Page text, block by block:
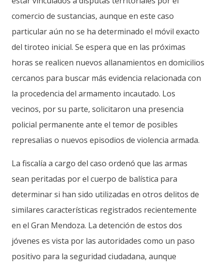
comercio de sustancias, aunque en este caso
particular aún no se ha determinado el móvil exacto
del tiroteo inicial. Se espera que en las próximas
horas se realicen nuevos allanamientos en domicilios
cercanos para buscar más evidencia relacionada con
la procedencia del armamento incautado. Los
vecinos, por su parte, solicitaron una presencia
policial permanente ante el temor de posibles
represalias o nuevos episodios de violencia armada.
La fiscalía a cargo del caso ordenó que las armas
sean peritadas por el cuerpo de balística para
determinar si han sido utilizadas en otros delitos de
similares características registrados recientemente
en el Gran Mendoza. La detención de estos dos
jóvenes es vista por las autoridades como un paso
positivo para la seguridad ciudadana, aunque